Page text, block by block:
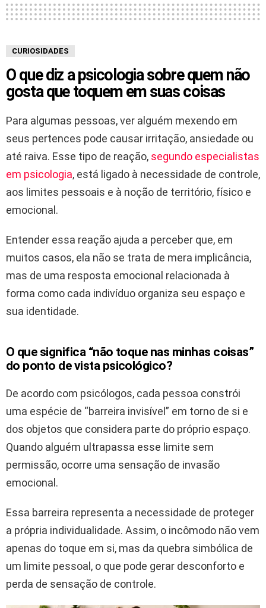
CURIOSIDADES
O que diz a psicologia sobre quem não
gosta que toquem em suas coisas
Para algumas pessoas, ver alguém mexendo em
seus pertences pode causar irritação, ansiedade ou
até raiva. Esse tipo de reação, segundo especialistas
em psicologia, está ligado à necessidade de controle,
aos limites pessoais e à noção de território, físico e
emocional.
Entender essa reação ajuda a perceber que, em
muitos casos, ela não se trata de mera implicância,
mas de uma resposta emocional relacionada à
forma como cada indivíduo organiza seu espaço e
sua identidade.
O que significa “não toque nas minhas coisas”
do ponto de vista psicológico?
De acordo com psicólogos, cada pessoa constrói
uma espécie de “barreira invisível” em torno de si e
dos objetos que considera parte do próprio espaço.
Quando alguém ultrapassa esse limite sem
permissão, ocorre uma sensação de invasão
emocional.
Essa barreira representa a necessidade de proteger
a própria individualidade. Assim, o incômodo não vem
apenas do toque em si, mas da quebra simbólica de
um limite pessoal, o que pode gerar desconforto e
perda de sensação de controle.